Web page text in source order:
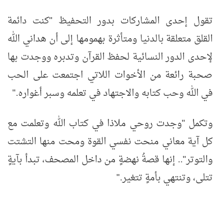
تقول إحدى المشاركات بدور التحفيظ "كنت دائمة
القلق متعلقة بالدنيا ومتأثرة بهمومها إلى أن هداني الله
لإحدى الدور النسائية لحفظ القرآن وتدبره ووجدت بها
صحبة رائعة من الأخوات اللاتي اجتمعت على الحب
في الله وحب كتابه والاجتهاد في تعلمه وسبر أغواره".
وتكمل "وجدت روحي ملاذا في كتاب الله وتعلمت مع
كل آية معاني منحت نفسي القوة ومحت منها التشتت
والتوتر".. إنها قصةُ نهضةٍ من داخل المصحف، تبدأ بآيةٍ
تتلى، وتنتهي بأمةٍ تتغير".